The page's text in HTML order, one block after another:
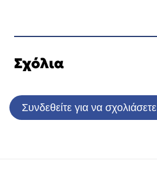
Σχόλια
Συνδεθείτε για να σχολιάσετε